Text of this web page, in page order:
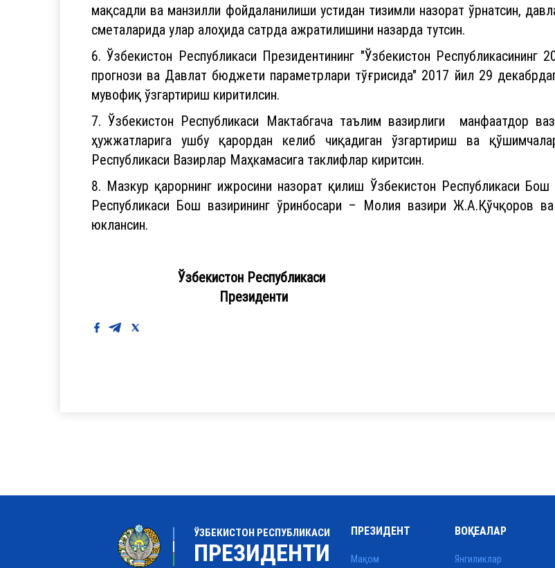
мақсадли ва манзилли фойдаланилиши устидан тизимли назорат ўрнатсин,
сметаларида улар алоҳида сатрда ажратилишини назарда тутсин.
6. Ўзбекистон Республикаси Президентининг "Ўзбекистон Республикасининг
прогнози ва Давлат бюджети параметрлари тўғрисида" 2017 йил 29
мувофиқ ўзгартириш киритилсин.
7. Ўзбекистон Республикаси Мактабгача таълим вазирлиги манфаатдор
ҳужжатларига ушбу қарордан келиб чиқадиган ўзгартириш ва
Республикаси Вазирлар Маҳкамасига таклифлар киритсин.
8. Мазкур қарорнинг ижросини назорат қилиш Ўзбекистон Республикаси Бош
Республикаси Бош вазирининг ўринбосари – Молия вазири Ж.А.Қўчқоров
юклансин.
Ўзбекистон Республикаси
Президенти
ЎЗБЕКИСТОН РЕСПУБЛИКАСИ
ПРЕЗИДЕНТИ
ПРЕЗИДЕНТ
Мақом
ВОҚЕАЛАР
Янгиликлар